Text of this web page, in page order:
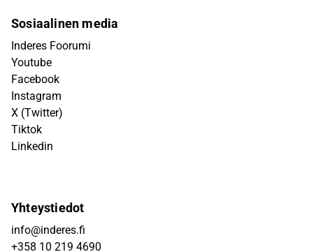
Sosiaalinen media
Inderes Foorumi
Youtube
Facebook
Instagram
X (Twitter)
Tiktok
Linkedin
Yhteystiedot
info@inderes.fi
+358 10 219 4690